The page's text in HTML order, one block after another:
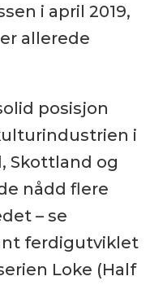
i april 2019,
allerede
posisjon
i
Skottland og
nådd flere
– se
ferdigutviklet
Loke (Half